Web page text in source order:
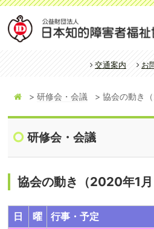
交通案内 お
研修会・会議 協会の動き
研修会・会議
協会の動き（2020年1月
日 曜
行事・予定